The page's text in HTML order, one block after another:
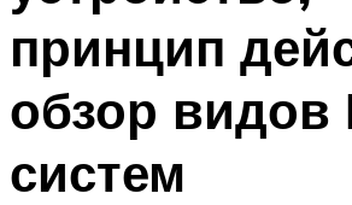
принцип
обзор видов
систем